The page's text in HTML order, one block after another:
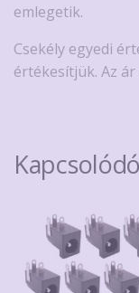
emlegetik.
Csekély egyedi
értékesítjük. Az